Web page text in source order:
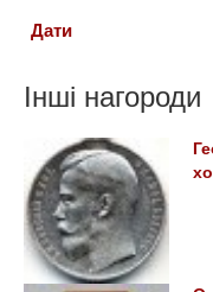
Дати
Інші нагороди